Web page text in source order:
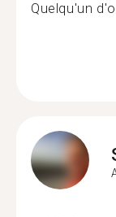
Quelqu'un